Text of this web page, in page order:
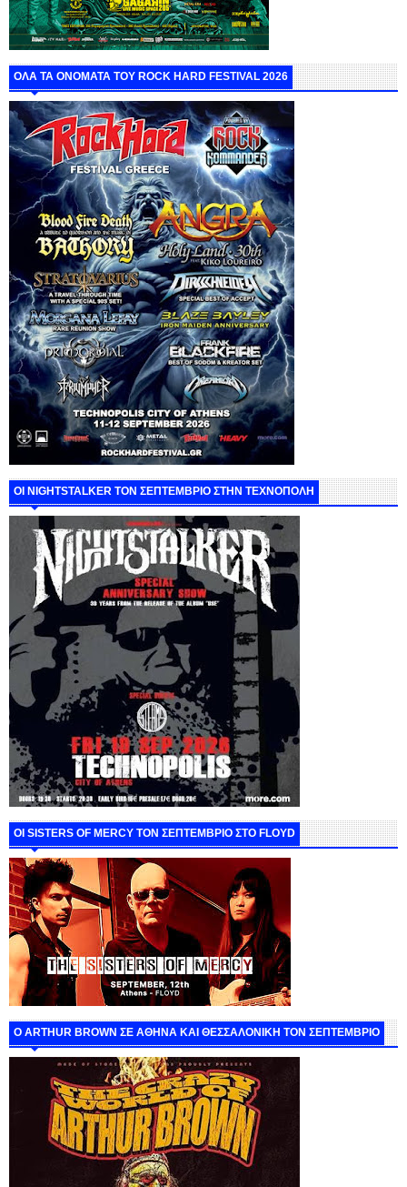
ΟΛΑ ΤΑ ΟΝΟΜΑΤΑ ΤΟΥ ROCK HARD FESTIVAL 2026
ΟΙ NIGHTSTALKER ΤΟΝ ΣΕΠΤΕΜΒΡΙΟ ΣΤΗΝ ΤΕΧΝΟΠΟΛΗ
ΟΙ SISTERS OF MERCY ΤΟΝ ΣΕΠΤΕΜΒΡΙΟ ΣΤΟ FLOYD
O ARTHUR BROWN ΣΕ ΑΘΗΝΑ ΚΑΙ ΘΕΣΣΑΛΟΝΙΚΗ ΤΟΝ ΣΕΠΤΕΜΒΡΙΟ